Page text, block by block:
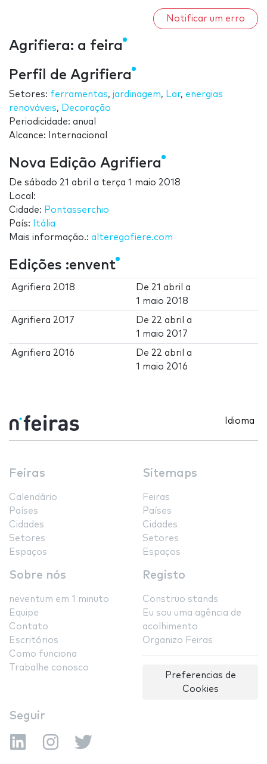
Notificar um erro
Agrifiera: a feira
Perfil de Agrifiera
Setores: ferramentas, jardinagem, Lar, energias
renováveis, Decoração
Periodicidade: anual
Alcance: Internacional
Nova Edição Agrifiera
De sábado 21 abril a terça 1 maio 2018
Local:
Cidade: Pontasserchio
País:
Itália
Mais informação.: alteregofiere.com
Edições :envent
Agrifiera 2018 De 21 abril
a
1 maio 2018
Agrifiera 2017 De 22 abril
a
1 maio 2017
Agrifiera 2016 De 22 abril
a
1 maio 2016
Idioma
Feiras
Calendário
Países
Cidades
Setores
Espaços
Sitemaps
Feiras
Países
Cidades
Setores
Espaços
Sobre nós
neventum em 1 minuto
Equipe
Contato
Escritórios
Como funciona
Trabalhe conosco
Registo
Construo stands
Eu sou uma agência de
acolhimento
Organizo Feiras
Preferencias de
Cookies
Seguir